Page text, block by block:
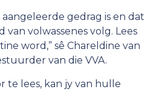
aangeleerde gedrag is en dat
van volwassenes volg. Lees
word,” sê Chareldine van
van die VVA.
te lees, kan jy van hulle